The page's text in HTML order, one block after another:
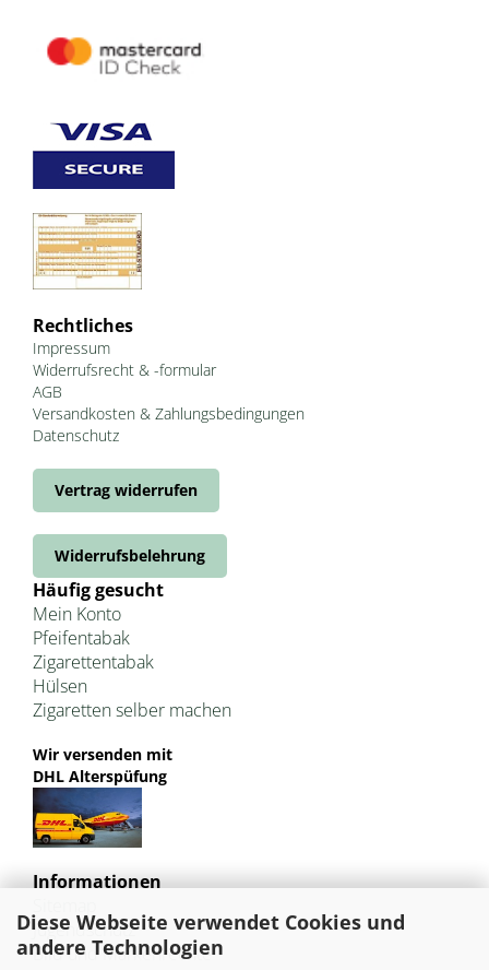
Diese Webseite verwendet Cookies und
andere Technologien
Rechtliches
Impressum
Widerrufsrecht & -formular
AGB
Versandkosten & Zahlungsbedingungen
Datenschutz
Vertrag widerrufen
Widerrufsbelehrung
Häufig gesucht
Mein Konto
Pfeifentabak
Zigarettentabak
Hülsen
Zigaretten selber machen
Wir versenden mit
DHL Alterspüfung
Informationen
Jugendschutz
Bild und Markenrechte